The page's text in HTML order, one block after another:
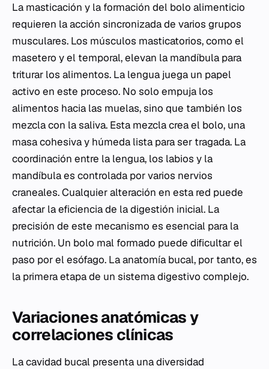
La masticación y la formación del bolo alimenticio
requieren la acción sincronizada de varios grupos
musculares. Los músculos masticatorios, como el
masetero y el temporal, elevan la mandíbula para
triturar los alimentos. La lengua juega un papel
activo en este proceso. No solo empuja los
alimentos hacia las muelas, sino que también los
mezcla con la saliva. Esta mezcla crea el bolo, una
masa cohesiva y húmeda lista para ser tragada. La
coordinación entre la lengua, los labios y la
mandíbula es controlada por varios nervios
craneales. Cualquier alteración en esta red puede
afectar la eficiencia de la digestión inicial. La
precisión de este mecanismo es esencial para la
nutrición. Un bolo mal formado puede dificultar el
paso por el esófago. La anatomía bucal, por tanto, es
la primera etapa de un sistema digestivo complejo.
Variaciones anatómicas y
correlaciones clínicas
La cavidad bucal presenta una diversidad